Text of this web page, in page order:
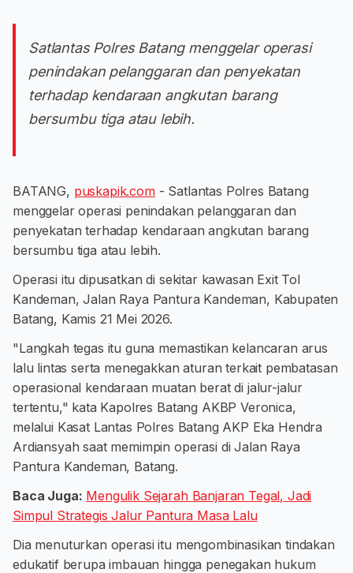
Satlantas Polres Batang menggelar operasi
penindakan pelanggaran dan penyekatan
terhadap kendaraan angkutan barang
bersumbu tiga atau lebih.
BATANG, puskapik.com- Satlantas Polres Batang
menggelar operasi penindakan pelanggaran dan
penyekatan terhadap kendaraan angkutan barang
bersumbu tiga atau lebih.
Operasi itu dipusatkan di sekitar kawasan Exit Tol
Kandeman, Jalan Raya Pantura Kandeman, Kabupaten
Batang, Kamis 21 Mei 2026.
"​Langkah tegas itu guna memastikan kelancaran arus
lalu lintas serta menegakkan aturan terkait pembatasan
operasional kendaraan muatan berat di jalur-jalur
tertentu," kata Kapolres Batang AKBP Veronica,
melalui Kasat Lantas Polres Batang AKP Eka Hendra
Ardiansyah saat memimpin operasi di Jalan Raya
Pantura Kandeman, Batang.
Baca Juga: Mengulik Sejarah Banjaran Tegal, Jadi
Simpul Strategis Jalur Pantura Masa Lalu
Dia menuturkan operasi itu mengombinasikan tindakan
edukatif berupa imbauan hingga penegakan hukum